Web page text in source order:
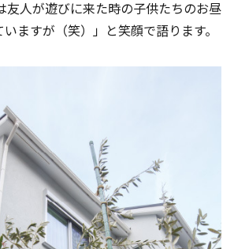
友人が遊びに来た時の子供たちのお昼
ますが（笑）」と笑顔で語ります。